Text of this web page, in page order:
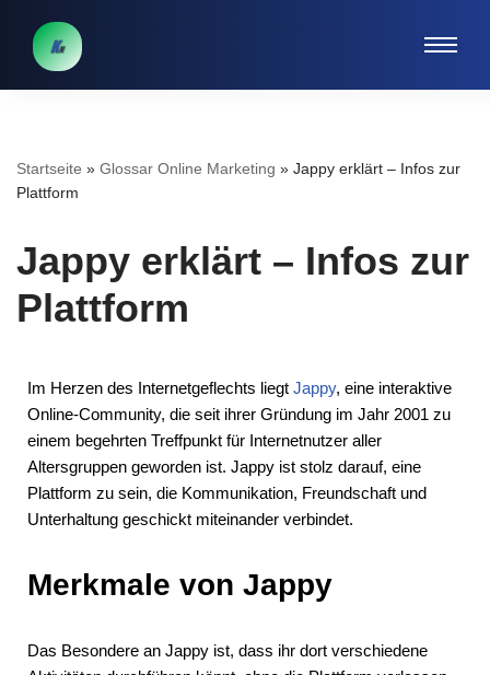
Zum
Startseite » Glossar Online Marketing » Jappy erklärt – Infos zur
Plattform
Jappy erklärt – Infos zur
Plattform
Im Herzen des Internetgeflechts liegt Jappy, eine interaktive
Online-Community, die seit ihrer Gründung im Jahr 2001 zu
einem begehrten Treffpunkt für Internetnutzer aller
Altersgruppen geworden ist. Jappy ist stolz darauf, eine
Plattform zu sein, die Kommunikation, Freundschaft und
Unterhaltung geschickt miteinander verbindet.
Merkmale von Jappy
Das Besondere an Jappy ist, dass ihr dort verschiedene